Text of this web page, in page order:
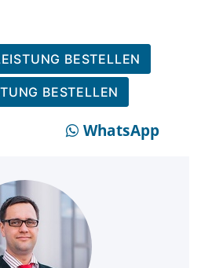
BESTELLEN
BESTELLEN
WhatsApp